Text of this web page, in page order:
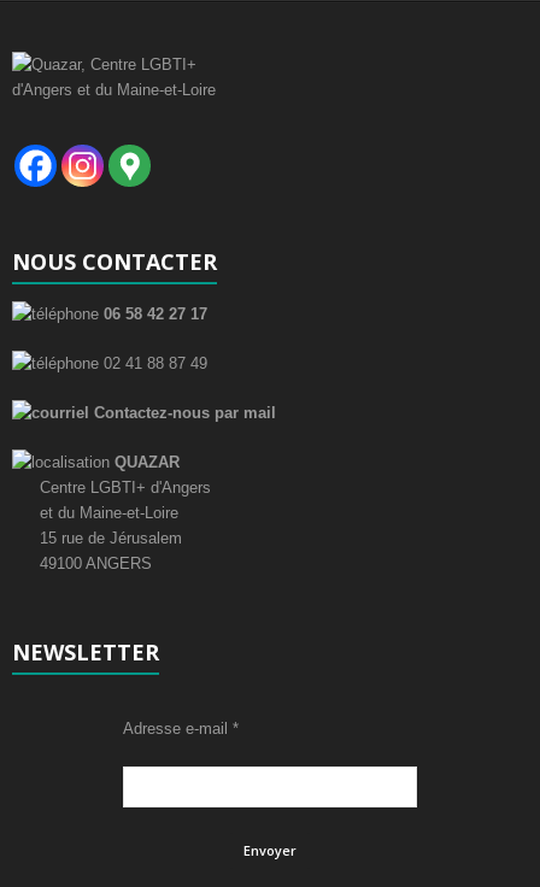
NOUS CONTACTER
06 58 42 27 17
02 41 88 87 49
Contactez-nous par mail
QUAZAR
Centre LGBTI+ d'Angers
et du Maine-et-Loire
15 rue de Jérusalem
49100 ANGERS
NEWSLETTER
Adresse e-mail *